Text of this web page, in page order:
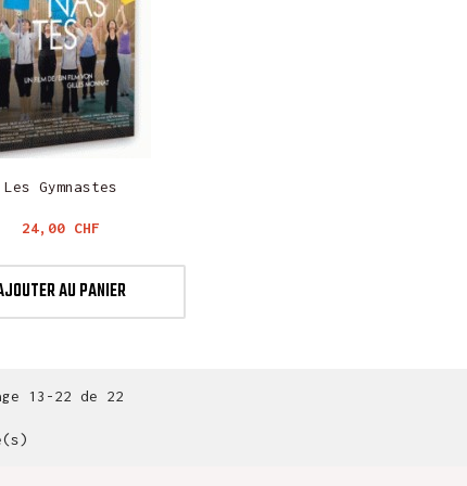
Les Gymnastes
Prix
24,00 CHF
AU PANIER
13-22 de 22